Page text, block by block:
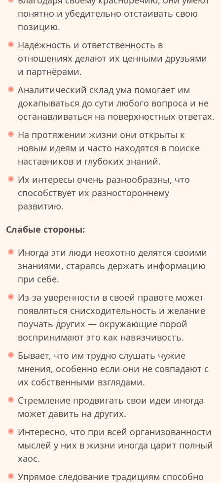
понятно и убедительно отстаивать свою
позицию.
Надёжность и ответственность в
отношениях делают их ценными друзьями
и партнёрами.
Аналитический склад ума помогает им
докапываться до сути любого вопроса и не
останавливаться на поверхностных ответах.
На протяжении жизни они открыты к
новым идеям и часто находятся в поиске
наставников и глубоких знаний.
Их интересы очень разнообразны, что
способствует их разностороннему
развитию.
Слабые стороны:
Иногда эти люди неохотно делятся своими
знаниями, стараясь держать информацию
при себе.
Из-за уверенности в своей правоте может
появляться снисходительность и желание
поучать других — окружающие порой
воспринимают это как навязчивость.
Бывает, что им трудно слушать чужие
мнения, особенно если они не совпадают с
их собственными взглядами.
Стремление продвигать свои идеи иногда
может давить на других.
Интересно, что при всей организованности
мыслей у них в жизни иногда царит полный
хаос.
Упрямое следование традициям способно